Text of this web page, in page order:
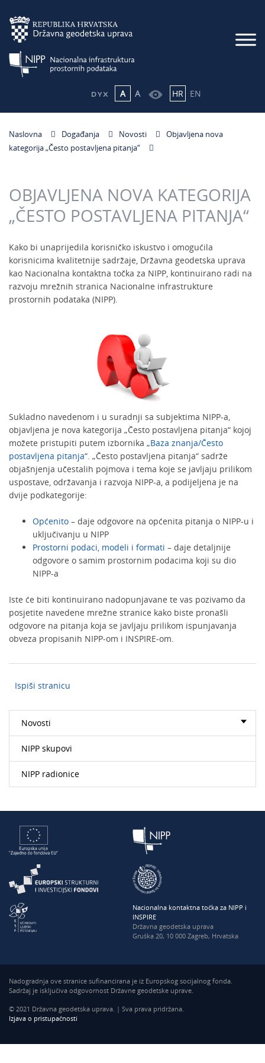
A A HR EN
Naslovna Događanja Novosti
Objavljena nova
kategorija „Često postavljena pitanja“
OBJAVLJENA NOVA KATEGORIJA
„ČESTO POSTAVLJENA PITANJA“
Kako bi unaprijedila korisničko iskustvo i omogućila
korisnicima kvalitetnije sadržaje, Državna geodetska uprava
kao Nacionalna kontaktna točka za NIPP, kontinuirano radi na
razvoju mrežnih stranica Nacionalne infrastrukture
prostornih podataka (NIPP).
Sukladno navedenom i u suradnji sa subjektima NIPP-a,
objavljena je nova kategorija „Često postavljena pitanja“ kojoj
možete pristupiti putem izbornika „Baza znanja/Često
postavljena pitanja“. „Često postavljena pitanja“ sadrže
objašnjenja učestalih pojmova i tema koje se javljaju prilikom
uspostave, održavanja i razvoja NIPP-a, a podijeljena je na
dvije podkategorije:
Općenito – daje odgovore na općenita pitanja o NIPP-u i
uključivanju u NIPP
Prostorni podaci, modeli i formati – daje detaljnije
odgovore o samim prostornim podacima koji su dio
NIPP-a
Iste će biti kontinuirano nadopunjavane te vas pozivamo da
posjetite navedene mrežne stranice kako biste pronašli
odgovore na pitanja koja se javljaju prilikom ispunjavanja
obveza propisanih NIPP-om i INSPIRE-om.
Ispiši stranicu
Novosti
NIPP skupovi
NIPP radionice
Nacionalna kontaktna točka za NIPP i
INSPIRE
Državna geodetska uprava
Gruška 20, 10 000 Zagreb, Hrvatska
Nadogradnja ove stranice sufinancirana je iz Europskog socijalnog fonda.
Sadržaj je isključiva odgovornost Državne geodetske uprave.
© 2021 Državna geodetska uprava. | Sva prava pridržana.
Izjava o pristupačnosti